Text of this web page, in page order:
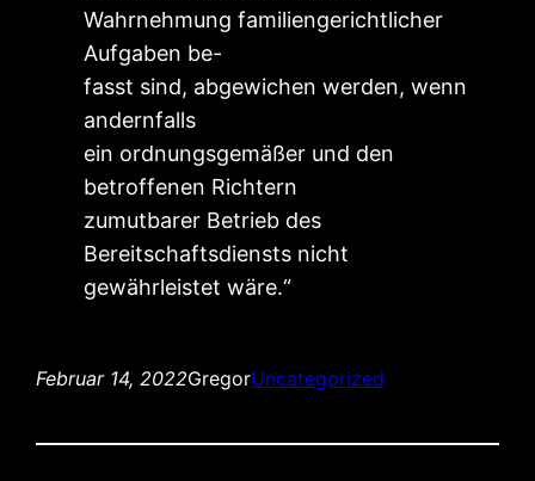
Wahrnehmung familiengerichtlicher
Aufgaben be-
fasst sind, abgewichen werden, wenn
andernfalls
ein ordnungsgemäßer und den
betroffenen Richtern
zumutbarer Betrieb des
Bereitschaftsdiensts nicht
gewährleistet wäre.“
Februar 14, 2022GregorUncategorized